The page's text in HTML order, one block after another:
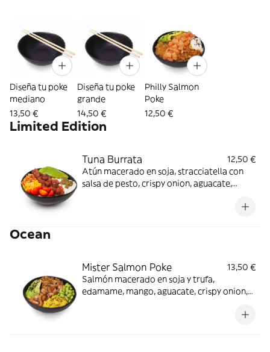
Diseña tu poke
mediano
13,50 €
Diseña tu poke
grande
14,50 €
Philly Salmon
Poke
12,50 €
Limited Edition
Tuna Burrata
12,50 €
Atún macerado en soja, stracciatella con
salsa de pesto, crispy onion, aguacate,
Ocean
Mister Salmon Poke
13,50 €
Salmón macerado en soja y trufa,
edamame, mango, aguacate, crispy onion,